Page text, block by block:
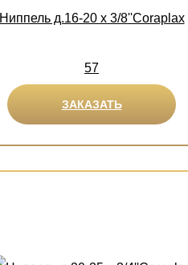
Ниппель д.16-20 х 3/8''Coraplax
57
ЗАКАЗАТЬ